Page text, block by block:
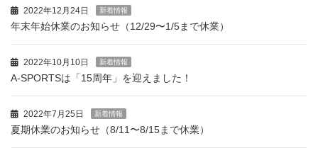
2022年12月24日 新着情報
年末年始休業のお知らせ（12/29〜1/5まで休業）
2022年10月10日 新着情報
A-SPORTSは「15周年」を迎えました！
2022年7月25日 新着情報
夏期休業のお知らせ（8/11〜8/15まで休業）